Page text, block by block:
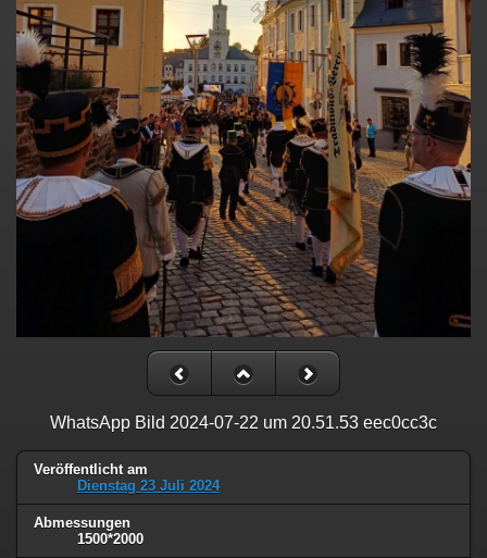
WhatsApp Bild 2024-07-22 um 20.51.53 eec0cc3c
Veröffentlicht am
Dienstag 23 Juli 2024
Abmessungen
1500*2000